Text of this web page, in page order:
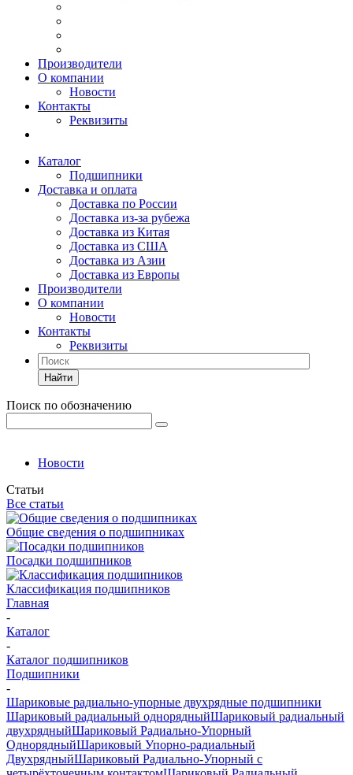
Производители
О компании
Новости
Контакты
Реквизиты
Каталог
Подшипники
Доставка и оплата
Доставка по России
Доставка из-за рубежа
Доставка из Китая
Доставка из США
Доставка из Азии
Доставка из Европы
Производители
О компании
Новости
Контакты
Реквизиты
Найти
Поиск по обозначению
Новости
Статьи
Все статьи
Общие сведения о подшипниках
Посадки подшипников
Классификация подшипников
Главная
-
Каталог
-
Каталог подшипников
Подшипники
-
Шариковые радиально-упорные двухрядные подшипники
Шариковый радиальный однорядныйШариковый радиальный
двухрядныйШариковый Радиально-Упорный
ОднорядныйШариковый Упорно-радиальный
ДвухрядныйШариковый Радиально-Упорный с